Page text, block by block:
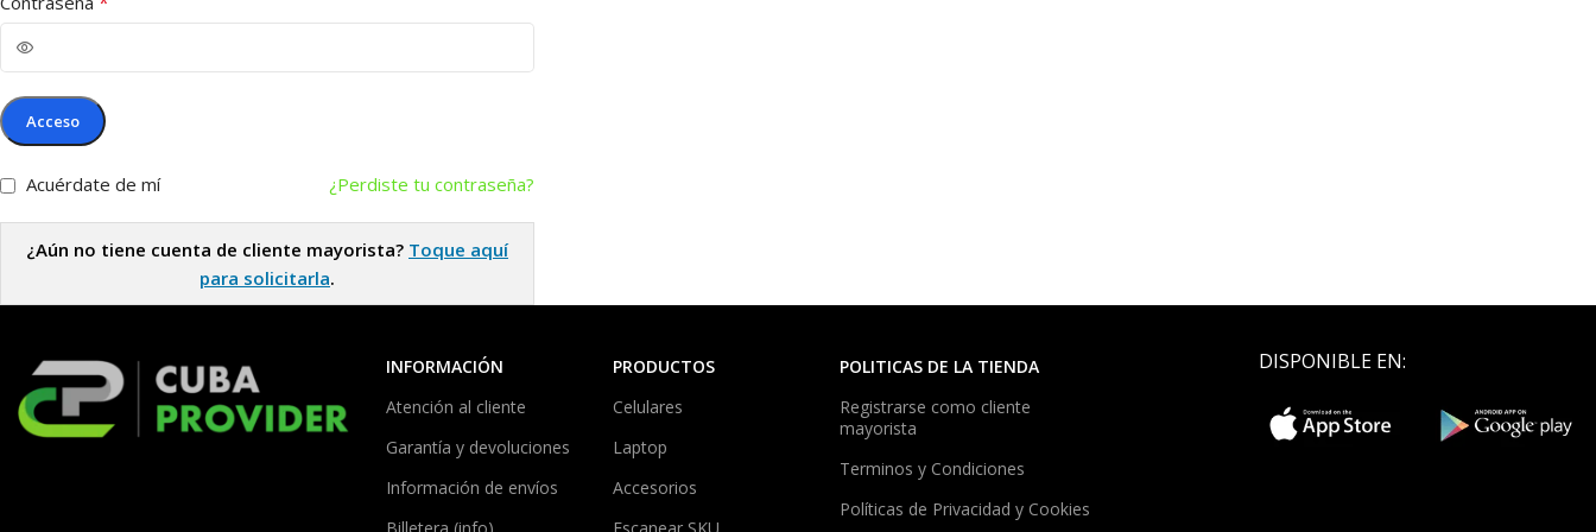
Acceso
¿Perdiste tu contraseña?
Acuérdate de mí
¿Aún no tiene cuenta de cliente mayorista? Toque aquí
para solicitarla.
INFORMACIÓN
Atención al cliente
Garantía y devoluciones
Información de envíos
PRODUCTOS
Celulares
Laptop
Accesorios
POLITICAS DE LA TIENDA
Registrarse como cliente
mayorista
Terminos y Condiciones
Políticas de Privacidad y Cookies
DISPONIBLE EN: